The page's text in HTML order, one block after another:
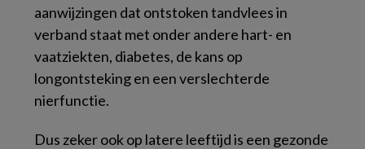
aanwijzingen dat ontstoken tandvlees in
verband staat met onder andere hart- en
vaatziekten, diabetes, de kans op
longontsteking en een verslechterde
nierfunctie.
Dus zeker ook op latere leeftijd is een gezonde